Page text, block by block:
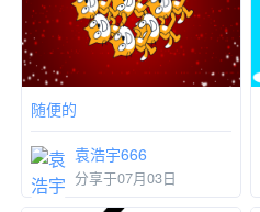
随便的
袁浩宇666
分享于07月03日